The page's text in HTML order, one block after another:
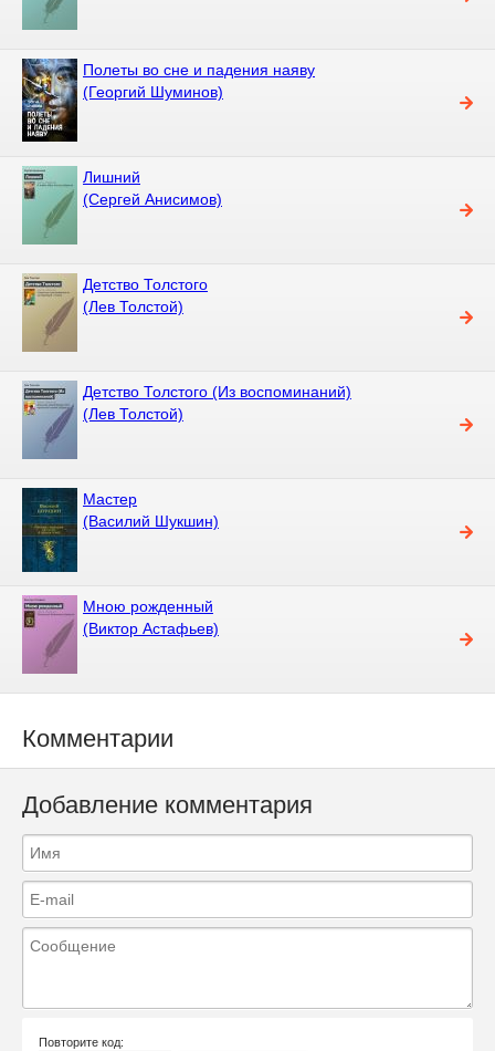
Полеты во сне и падения наяву
(Георгий Шуминов)
Лишний
(Сергей Анисимов)
Детство Толстого
(Лев Толстой)
Детство Толстого (Из воспоминаний)
(Лев Толстой)
Мастер
(Василий Шукшин)
Мною рожденный
(Виктор Астафьев)
Комментарии
Добавление комментария
Повторите код: